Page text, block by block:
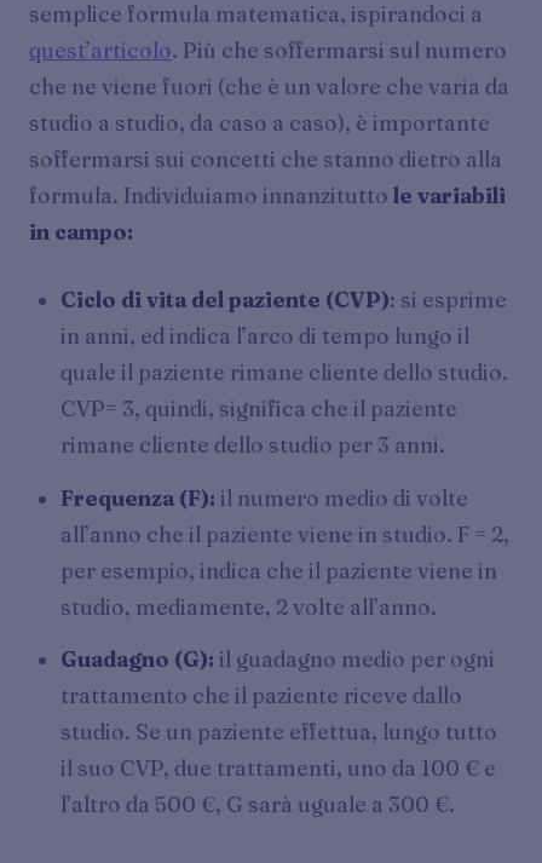
semplice formula matematica, ispirandoci a
quest’articolo. Più che soffermarsi sul numero
che ne viene fuori (che è un valore che varia da
studio a studio, da caso a caso), è importante
soffermarsi sui concetti che stanno dietro alla
formula. Individuiamo innanzitutto le variabili
in campo:
Ciclo di vita del paziente (CVP): si esprime
in anni, ed indica l’arco di tempo lungo il
quale il paziente rimane cliente dello studio.
CVP= 3, quindi, significa che il paziente
rimane cliente dello studio per 3 anni.
Frequenza (F): il numero medio di volte
all’anno che il paziente viene in studio. F = 2,
per esempio, indica che il paziente viene in
studio, mediamente, 2 volte all’anno.
Guadagno (G): il guadagno medio per ogni
trattamento che il paziente riceve dallo
studio. Se un paziente effettua, lungo tutto
il suo CVP, due trattamenti, uno da 100 € e
l’altro da 500 €, G sarà uguale a 300 €.